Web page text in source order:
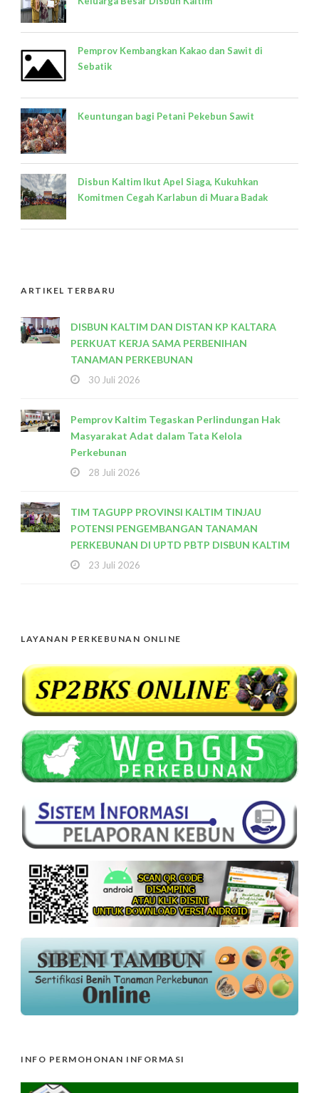
Pemprov Kembangkan Kakao dan Sawit di
Sebatik
Keuntungan bagi Petani Pekebun Sawit
Disbun Kaltim Ikut Apel Siaga, Kukuhkan
Komitmen Cegah Karlabun di Muara Badak
ARTIKEL TERBARU
DISBUN KALTIM DAN DISTAN KP KALTARA
PERKUAT KERJA SAMA PERBENIHAN
TANAMAN PERKEBUNAN
30 Juli 2026
Pemprov Kaltim Tegaskan Perlindungan Hak
Masyarakat Adat dalam Tata Kelola
Perkebunan
28 Juli 2026
TIM TAGUPP PROVINSI KALTIM TINJAU
POTENSI PENGEMBANGAN TANAMAN
PERKEBUNAN DI UPTD PBTP DISBUN KALTIM
23 Juli 2026
LAYANAN PERKEBUNAN ONLINE
INFO PERMOHONAN INFORMASI